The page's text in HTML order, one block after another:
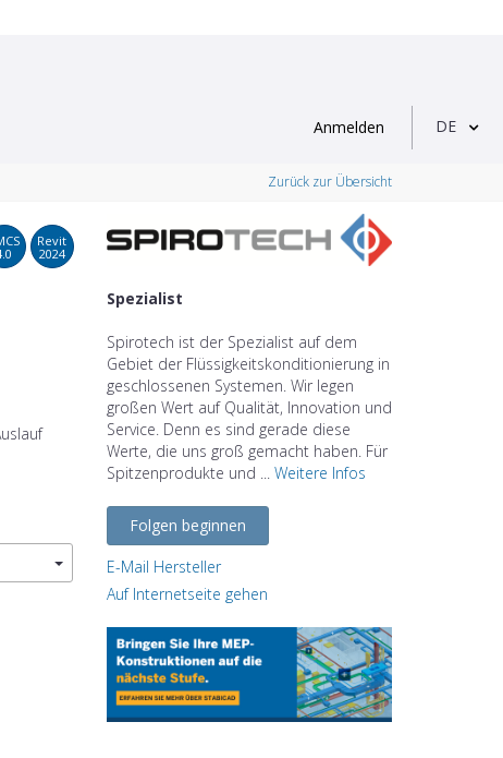
Anmelden DE
Zurück zur Übersicht
Revit
2024
Spezialist
Spirotech ist der Spezialist auf dem
Gebiet der Flüssigkeitskonditionierung in
geschlossenen Systemen. Wir legen
großen Wert auf Qualität, Innovation und
Service. Denn es sind gerade diese
Werte, die uns groß gemacht haben. Für
Spitzenprodukte und ... Weitere Infos
Folgen beginnen
E-Mail Hersteller
Auf Internetseite gehen